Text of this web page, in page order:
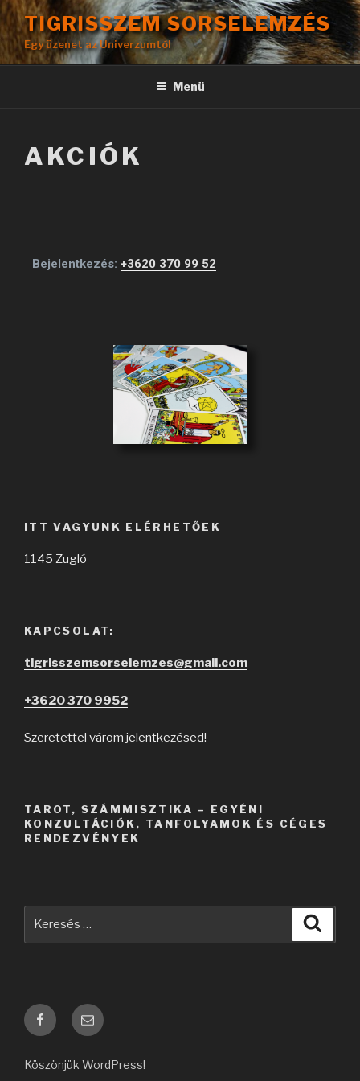
TIGRISSZEM SORSELEMZÉS
Egy üzenet az Univerzumtól
Menü
AKCIÓK
Bejelentkezés: +3620 370 99 52
ITT VAGYUNK ELÉRHETŐEK
1145 Zugló
KAPCSOLAT:
tigrisszemsorselemzes@gmail.com
+3620 370 9952
Szeretettel várom jelentkezésed!
TAROT, SZÁMMISZTIKA – EGYÉNI
KONZULTÁCIÓK, TANFOLYAMOK ÉS CÉGES
RENDEZVÉNYEK
Köszönjük WordPress!